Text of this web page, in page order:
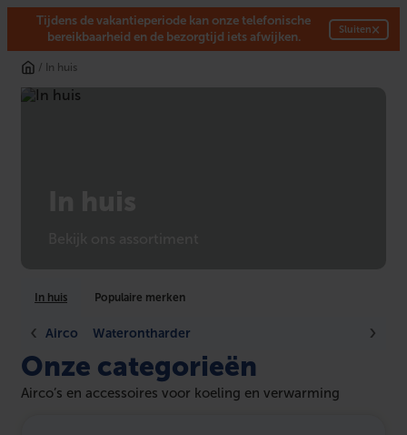
Tijdens de vakantieperiode kan onze telefonische
bereikbaarheid en de bezorgtijd iets afwijken.
Sluiten×
naar
de
inhoud
/ In huis
In huis Populaire merken
Airco Waterontharder
Onze categorieën
Airco’s en accessoires voor koeling en verwarming